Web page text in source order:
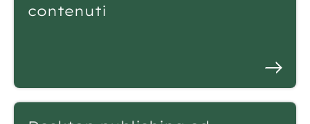
contenuti